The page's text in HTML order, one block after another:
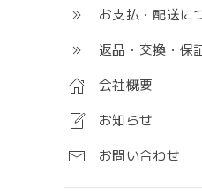
お支払・配送に
返品・交換・保
会社概要
お知らせ
お問い合わせ